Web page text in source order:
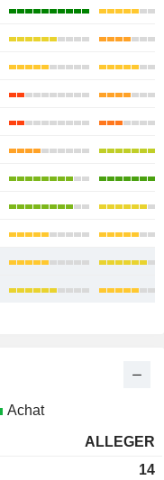
Achat
ALLEGER
14